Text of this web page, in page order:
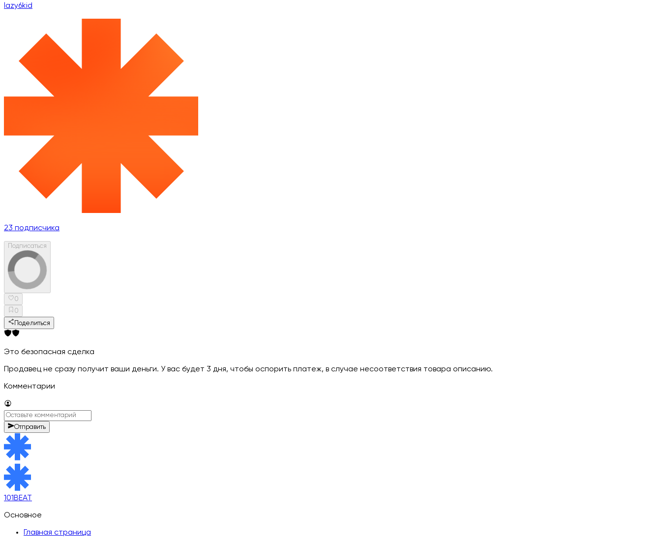
lazy6kid
23 подписчика
Подписаться
0
0
Поделиться
Это безопасная сделка
Продавец не сразу получит ваши деньги. У вас будет 3 дня, чтобы оспорить платеж, в случае несоответствия товара описанию.
Комментарии
Отправить
101BEAT
Основное
Главная страница